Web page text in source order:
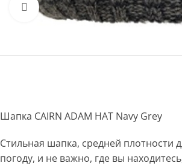
Нажмите, чтобы увеличить
Шапка CAIRN ADAM HAT Navy Grey
Стильная шапка, средней плотности
погоду, и не важно, где вы